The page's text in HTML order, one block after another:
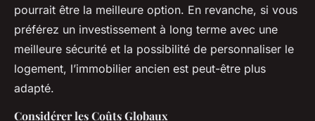
pourrait être la meilleure option. En revanche, si vous
préférez un investissement à long terme avec une
meilleure sécurité et la possibilité de personnaliser le
logement, l’immobilier ancien est peut-être plus
adapté.
Considérer les Coûts Globaux